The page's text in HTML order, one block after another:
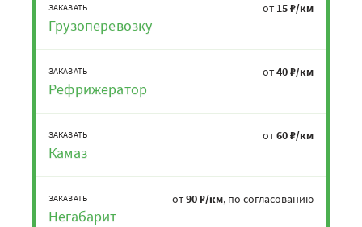
ЗАКАЗАТЬ
Грузоперевозку
от 15 ₽/км
ЗАКАЗАТЬ
Рефрижератор
от40 ₽/км
ЗАКАЗАТЬ
Камаз
от60 ₽/км
ЗАКАЗАТЬ
Негабарит
от90 ₽/км, по согласованию